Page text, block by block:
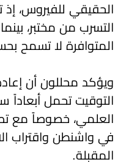
الحقيقي للفيروس،
التسرب من مختبر،
المتوافرة لا تسمح
ويؤكد محللون أن
التوقيت تحمل أبعاداً
العلمي، خصوصاً مع
في واشنطن واقتراب
المقبلة.